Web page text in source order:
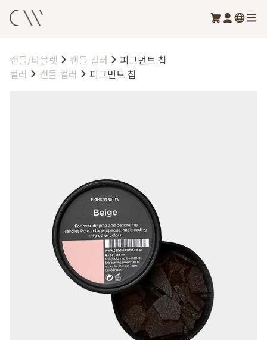
캔들/타블렛 캔들 컬러
피그먼트 칩
컬러
캔들 컬러 피그먼트 칩